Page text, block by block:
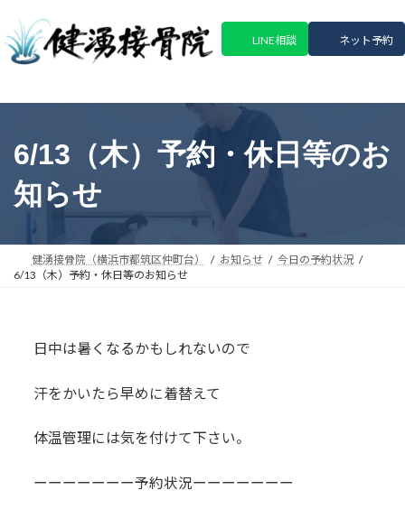
テ
ゲ
LINE相談 ネット予約
6/13（木）予約・休日等のお
知らせ
健湧接骨院（横浜市都筑区仲町台） お知らせ
今日の予約状況
6/13（木）予約・休日等のお知らせ
日中は暑くなるかもしれないので
汗をかいたら早めに着替えて
体温管理には気を付けて下さい。
ーーーーーーー予約状況ーーーーーーー